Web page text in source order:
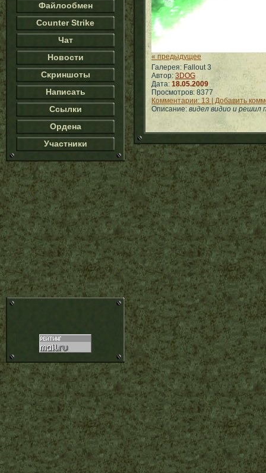
Файлообмен
Counter Strike
Чат
Новости
Скриншоты
Написать
Ссылки
Ордена
Участники
« предыдущее
Галерея: Fallout 3
Автор: 3DOG
Дата: 18.05.2009
Просмотров: 8377
Комментарии: 13 | Добавить
Описание: видел видио и решил